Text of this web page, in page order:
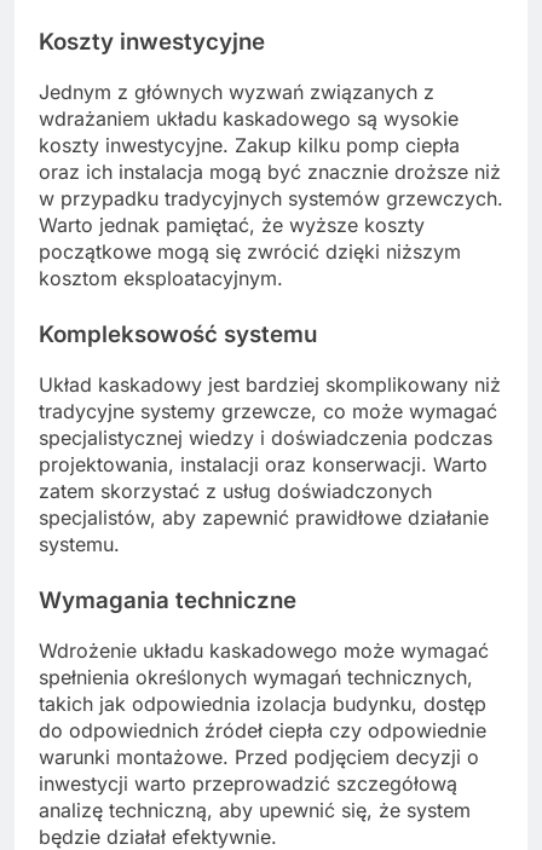
Koszty inwestycyjne
Jednym z głównych wyzwań związanych z
wdrażaniem układu kaskadowego są wysokie
koszty inwestycyjne. Zakup kilku pomp ciepła
oraz ich instalacja mogą być znacznie droższe niż
w przypadku tradycyjnych systemów grzewczych.
Warto jednak pamiętać, że wyższe koszty
początkowe mogą się zwrócić dzięki niższym
kosztom eksploatacyjnym.
Kompleksowość systemu
Układ kaskadowy jest bardziej skomplikowany niż
tradycyjne systemy grzewcze, co może wymagać
specjalistycznej wiedzy i doświadczenia podczas
projektowania, instalacji oraz konserwacji. Warto
zatem skorzystać z usług doświadczonych
specjalistów, aby zapewnić prawidłowe działanie
systemu.
Wymagania techniczne
Wdrożenie układu kaskadowego może wymagać
spełnienia określonych wymagań technicznych,
takich jak odpowiednia izolacja budynku, dostęp
do odpowiednich źródeł ciepła czy odpowiednie
warunki montażowe. Przed podjęciem decyzji o
inwestycji warto przeprowadzić szczegółową
analizę techniczną, aby upewnić się, że system
będzie działał efektywnie.